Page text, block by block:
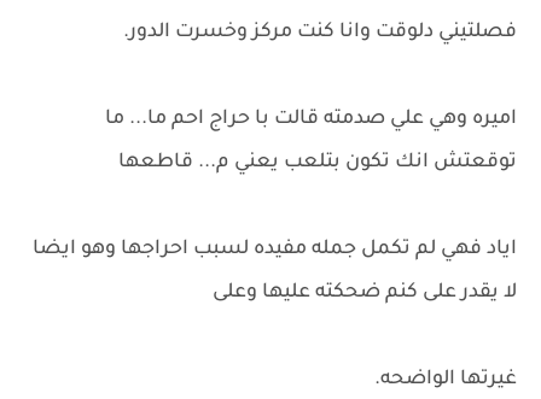
فصلتيني دلوقت وانا كنت مركز وخسرت الدور.
اميره وهي علي صدمته قالت با حراج احم ما... ما
توقعتش انك تكون بتلعب يعني م... قاطعها
اياد فهي لم تكمل جمله مفيده لسبب احراجها وهو ايضا
لا يقدر على كنم ضحكته عليها وعلى
غيرتها الواضحه.